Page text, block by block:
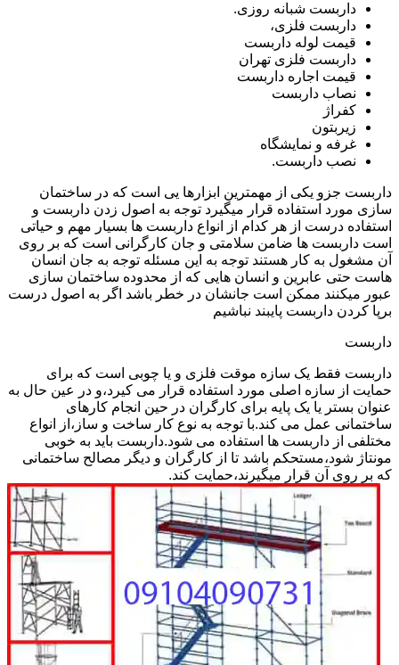
داربست شبانه روزی.
داربست فلزی،
قیمت لوله داربست
داربست فلزی تهران
قیمت اجاره داربست
نصاب داربست
کفراژ
زیربتون
غرفه و نمایشگاه
نصب داربست.
داربست جزو یکی از مهمترین ابزارها یی است که در ساختمان
سازی مورد استفاده قرار میگیرد توجه به اصول زدن داربست و
استفاده درست از هر کدام از انواع داربست ها بسیار مهم و حیاتی
است داربست ها ضامن سلامتی و جان کارگرانی است که بر روی
آن مشغول به کار هستند توجه به این مسئله توجه به جان انسان
هاست حتی عابرین و انسان هایی که از محدوده ساختمان سازی
عبور میکنند ممکن است جانشان در خطر باشد اگر به اصول درست
برپا کردن داربست پایبند نباشیم
داربست
داربست فقط یک سازه موقت فلزی و یا چوبی است که برای
حمایت از سازه اصلی مورد استفاده قرار می کیرد،و در عین حال به
عنوان بستر یا یک پایه برای کارگران در حین انجام کارهای
ساختمانی عمل می کند.با توجه به نوع کار ساخت و ساز،از انواع
مختلفی از داربست ها استفاده می شود.داربست باید به خوبی
مونتاژ شود،مستحکم باشد تا از کارگران و دیگر مصالح ساختمانی
که بر روی آن قرار میگیرند،حمایت کند.